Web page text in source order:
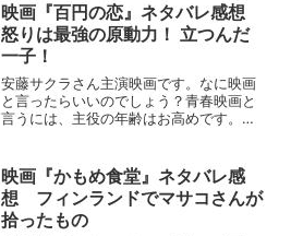
映画『百円の恋』ネタバレ感想
怒りは最強の原動力！ 立つんだ
一子！
安藤サクラさん主演映画です。なに映画
と言ったらいいのでしょう？青春映画と
言うには、主役の年齢はお高めです。ボ
う。でも、いい映画です。これはハッキ
リ言える。というわけで、...
映画『かもめ食堂』ネタバレ感
想 フィンランドでマサコさんが
拾ったもの